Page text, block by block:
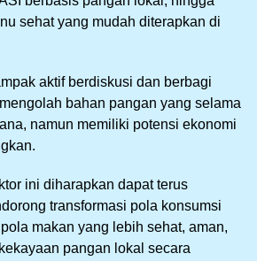
sehat yang mudah diterapkan di
aktif berdiskusi dan berbagi
bahan pangan yang selama
namun memiliki potensi ekonomi
ini diharapkan dapat terus
transformasi pola konsumsi
makan yang lebih sehat, aman,
pangan lokal secara